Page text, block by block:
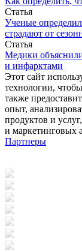
Статья
Ученые
страдают от
Статья
Медики
и инфарктами
Этот сайт
технологии,
также
опыт,
продуктов и
и маркетинговых
Партнеры